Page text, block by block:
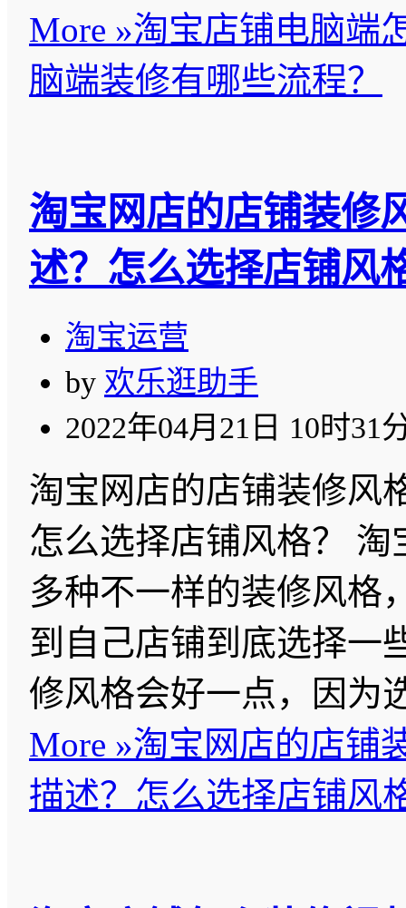
More »淘宝店铺电脑端
脑端装修有哪些流程？
淘宝网店的店铺装修
述？怎么选择店铺风
淘宝运营
by 欢乐逛助手
2022年04月21日 10时31
淘宝网店的店铺装修风
怎么选择店铺风格？ 淘
多种不一样的装修风格
到自己店铺到底选择一
修风格会好一点，因
More »淘宝网店的店铺
描述？怎么选择店铺风